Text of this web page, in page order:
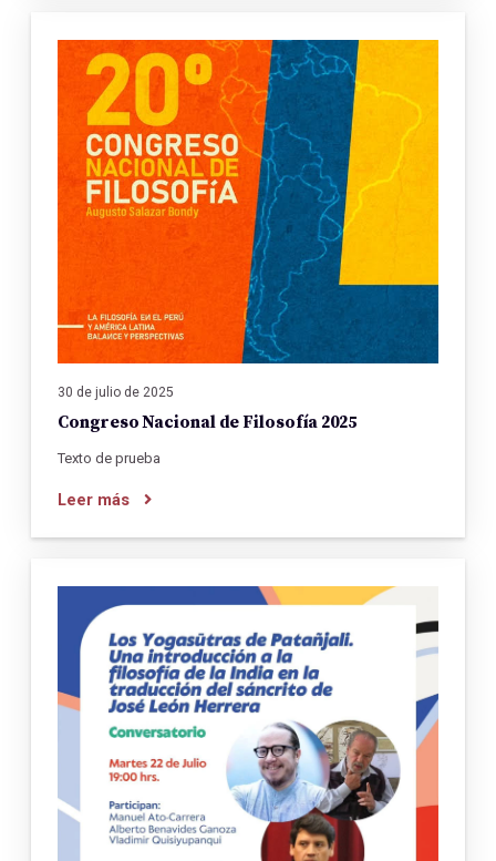
30 de julio de 2025
Congreso Nacional de Filosofía 2025
Texto de prueba
Leer más